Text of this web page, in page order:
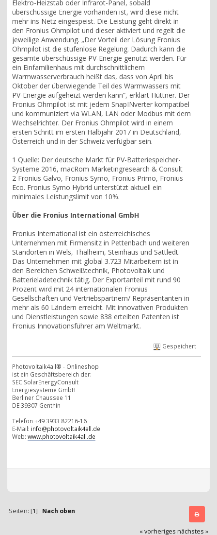
Elektro-Heizstab oder Infrarot-Panel, sobald
überschüssige Energie vorhanden ist, wird diese nicht
mehr ins Netz eingespeist. Die Leistung geht direkt in
den Fronius Ohmpilot und dieser aktiviert und regelt die
jeweilige Anwendung. „Der Vorteil der Lösung Fronius
Ohmpilot ist die stufenlose Regelung. Dadurch kann die
gesamte überschüssige PV-Energie genutzt werden. Für
ein Einfamilienhaus mit durchschnittlichem
Warmwasserverbrauch heißt das, dass von April bis
Oktober der überwiegende Teil des Warmwassers mit
PV-Energie aufgeheizt werden kann“, erklärt Hüttner. Der
Fronius Ohmpilot ist mit jedem SnapINverter kompatibel
und kommuniziert via WLAN, LAN oder Modbus mit dem
Wechselrichter. Der Fronius Ohmpilot wird in einem
ersten Schritt im ersten Halbjahr 2017 in Deutschland,
Österreich und in der Schweiz verfügbar sein.
1 Quelle: Der deutsche Markt für PV-Batteriespeicher-
Systeme 2016, macRom Marketingresearch & Consult
2 Fronius Galvo, Fronius Symo, Fronius Primo, Fronius
Eco. Fronius Symo Hybrid unterstützt aktuell ein
minimales Leistungslimit von 10%.
Über die Fronius International GmbH
Fronius International ist ein österreichisches
Unternehmen mit Firmensitz in Pettenbach und weiteren
Standorten in Wels, Thalheim, Steinhaus und Sattledt.
Das Unternehmen mit global 3.723 Mitarbeitern ist in
den Bereichen Schweißtechnik, Photovoltaik und
Batterieladetechnik tätig. Der Exportanteil mit rund 90
Prozent wird mit 24 internationalen Fronius
Gesellschaften und Vertriebspartnern/ Repräsentanten in
mehr als 60 Ländern erreicht. Mit innovativen Produkten
und Dienstleistungen sowie 838 erteilten Patenten ist
Fronius Innovationsführer am Weltmarkt.
Gespeichert
Photovoltaik4all® - Onlineshop
ist ein Geschäftsbereich der:
SEC SolarEnergyConsult
Energiesysteme GmbH
Berliner Chaussee 11
DE 39307 Genthin
Telefon +49 3933 82216-16
E-Mail: info@photovoltaik4all.de
Web: www.photovoltaik4all.de
Seiten: [1] Nach oben
« vorheriges nächstes »